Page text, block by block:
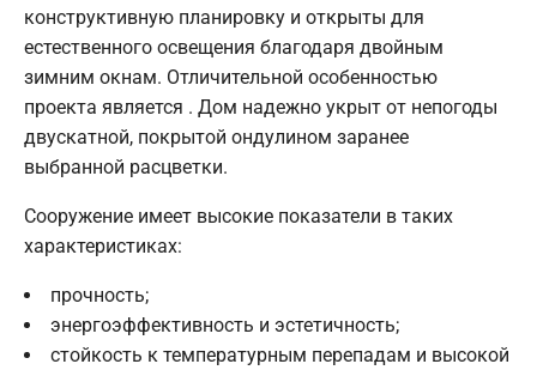
конструктивную планировку и открыты для
естественного освещения благодаря двойным
зимним окнам. Отличительной особенностью
проекта является . Дом надежно укрыт от непогоды
двускатной, покрытой ондулином заранее
выбранной расцветки.
Сооружение имеет высокие показатели в таких
характеристиках:
прочность;
энергоэффективность и эстетичность;
стойкость к температурным перепадам и высокой